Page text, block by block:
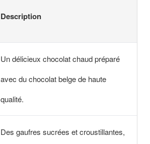
Description
Un délicieux chocolat chaud préparé
avec du chocolat belge de haute
qualité.
Des gaufres sucrées et croustillantes,